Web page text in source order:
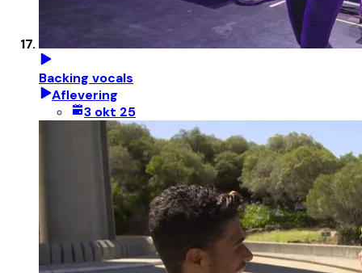
Backing vocals
Aflevering
3 okt 25